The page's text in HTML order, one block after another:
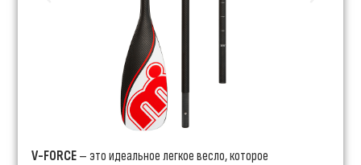
V-FORCE – это идеальное легкое весло, которое